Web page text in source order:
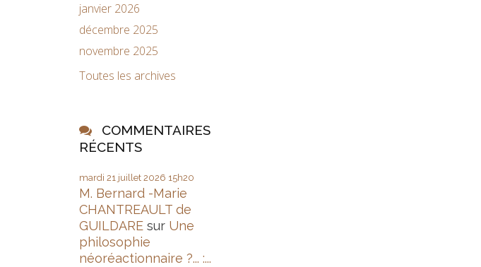
janvier 2026
décembre 2025
novembre 2025
Toutes les archives
COMMENTAIRES
RÉCENTS
mardi 21 juillet 2026 15h20
M. Bernard -Marie
CHANTREAULT de
GUILDARE sur Une
philosophie
néoréactionnaire ?... :...